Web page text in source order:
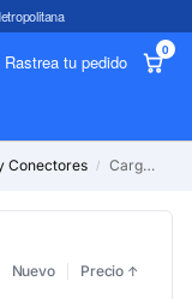
Rastrea tu pedido
0
Conectores / Cargadores de Pared
Nuevo Precio ↑